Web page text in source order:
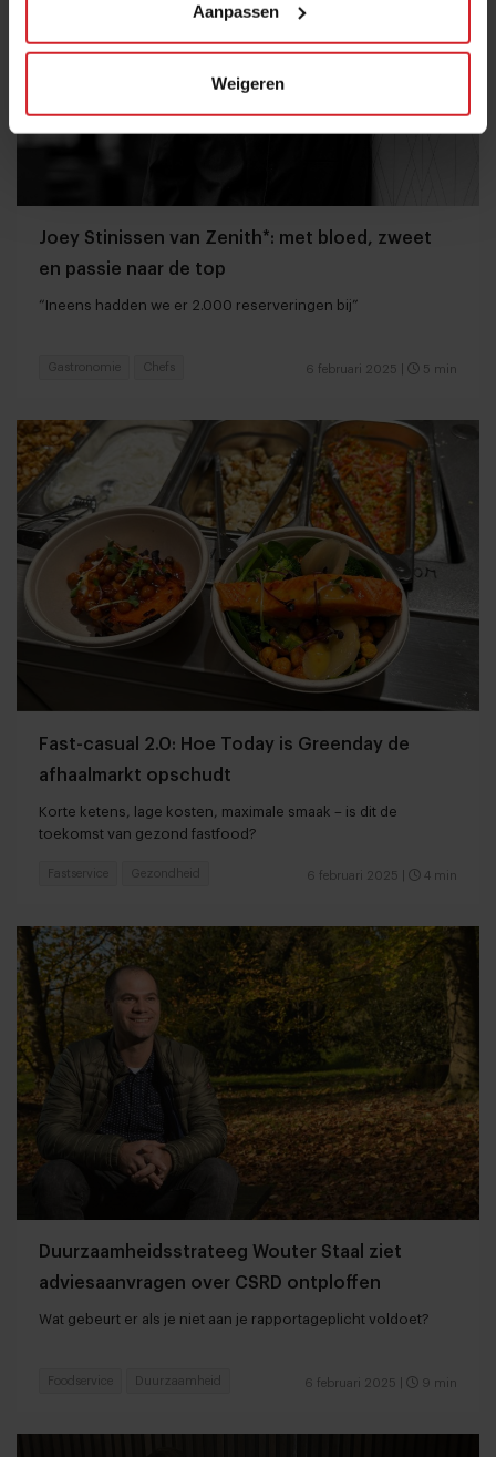
Aanpassen
Weigeren
Joey Stinissen van Zenith*: met bloed, zweet
en passie naar de top
“Ineens hadden we er 2.000 reserveringen bij”
6 februari 2025 5 min
Gastronomie Chefs
Fast-casual 2.0: Hoe Today is Greenday de
afhaalmarkt opschudt
Korte ketens, lage kosten, maximale smaak – is dit de
toekomst van gezond fastfood?
6 februari 2025 4 min
Fastservice Gezondheid
Duurzaamheidsstrateeg Wouter Staal ziet
adviesaanvragen over CSRD ontploffen
Wat gebeurt er als je niet aan je rapportageplicht voldoet?
6 februari 2025 9 min
Foodservice Duurzaamheid